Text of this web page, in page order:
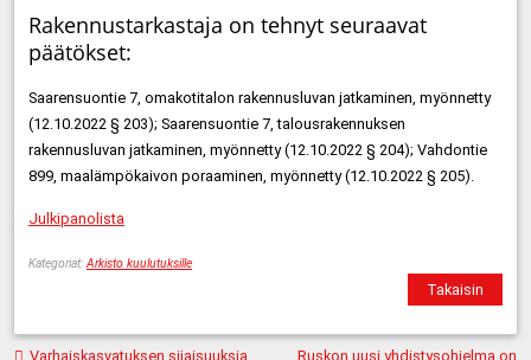
Rakennustarkastaja on tehnyt seuraavat
päätökset:
Saarensuontie 7, omakotitalon rakennusluvan jatkaminen, myönnetty
(12.10.2022 § 203); Saarensuontie 7, talousrakennuksen
rakennusluvan jatkaminen, myönnetty (12.10.2022 § 204); Vahdontie
899, maalämpökaivon poraaminen, myönnetty (12.10.2022 § 205).
Julkipanolista
Kategoriat:Arkisto kuulutuksille
Takaisin
Artikkelien
Varhaiskasvatuksen sijaisuuksia
Ruskon uusi yhdistysohjelma on